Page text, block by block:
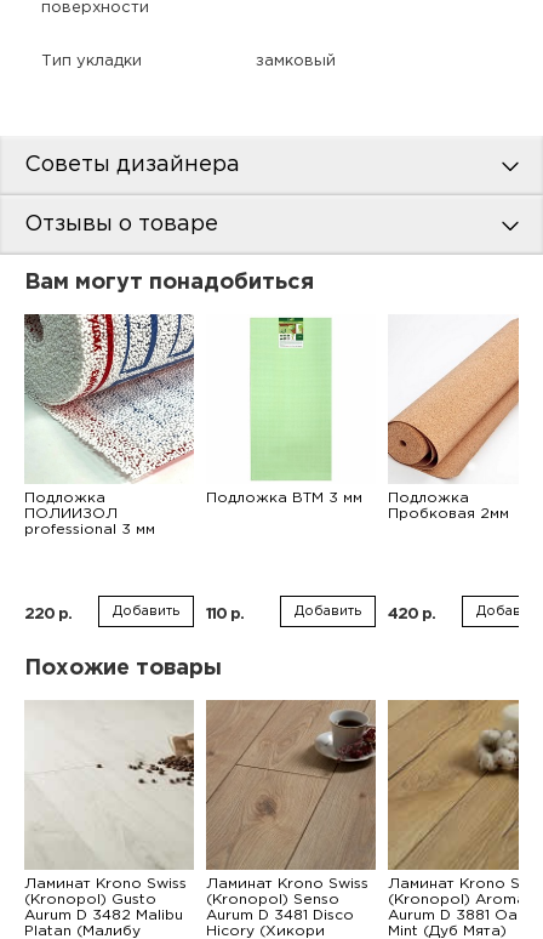
поверхности
Тип укладки замковый
Советы дизайнера
Отзывы о товаре
Вам могут понадобиться
Подложка
ПОЛИИЗОЛ
professional 3 мм
220 р. Добавить
Подложка ВТМ 3 мм
110 р. Добавить
Подложка
Пробковая 2мм
420 р. Добавить
Похожие товары
Ламинат Krono Swiss
(Kronopol) Gusto
Aurum D 3482 Malibu
Platan (Малибу
Ламинат Krono Swiss
(Kronopol) Senso
Aurum D 3481 Disco
Hicory (Хикори
Ламинат Krono
(Kronopol) Aroma
Aurum D 3881 Oak
Mint (Дуб Мята)